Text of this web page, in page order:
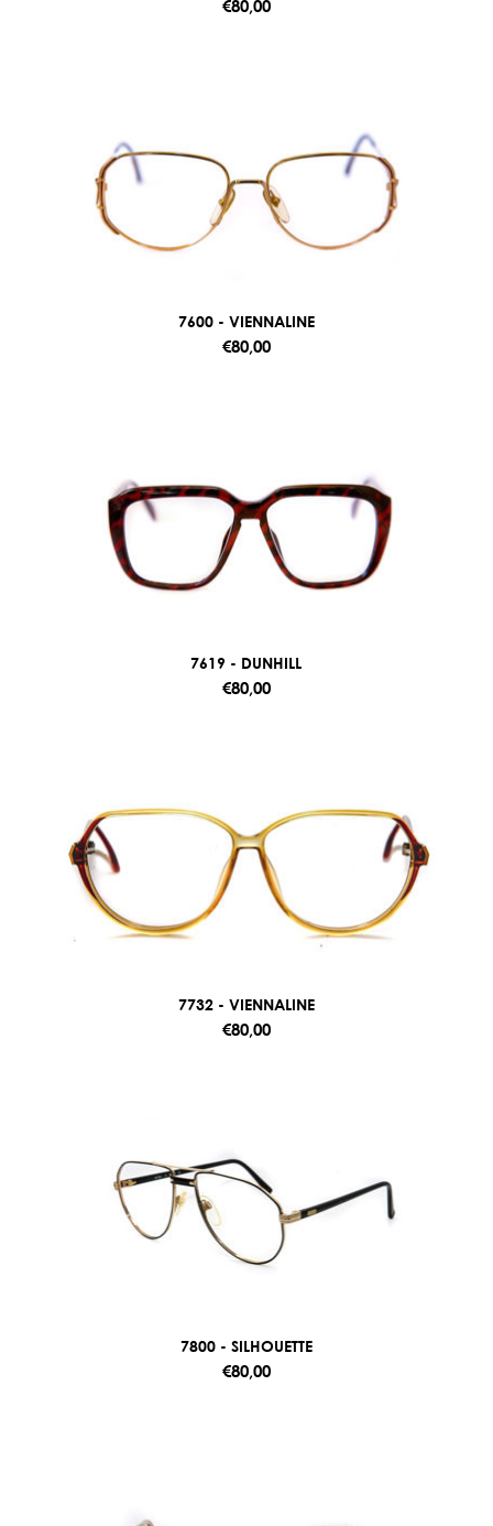
€80,00
7600 - VIENNALINE
€80,00
7619 - DUNHILL
€80,00
7732 - VIENNALINE
€80,00
7800 - SILHOUETTE
€80,00